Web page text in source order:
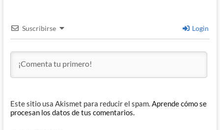
Suscribirse Login
Este sitio usa Akismet para reducir el spam.Aprende cómo se
procesan los datos de tus comentarios.